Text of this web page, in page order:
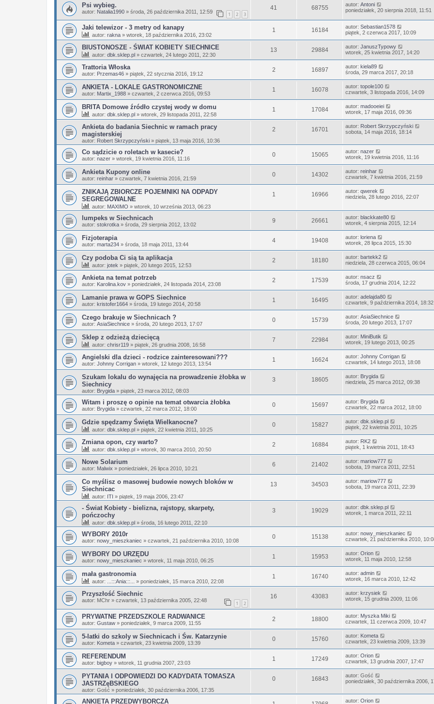
Psi wybieg.
autor: Natalia1990 » środa, 26 października 2011, 12:59 1 2 3
41 68755 autor: Antoni
poniedziałek, 20 sierpnia 2018, 11:51
Jaki telewizor - 3 metry od kanapy
autor: rakna » wtorek, 18 października 2016, 23:02
1 16184 autor: Sebastian1578
piątek, 2 czerwca 2017, 10:09
BIUSTONOSZE - ŚWIAT KOBIETY SIECHNICE
autor: dbk.sklep.pl » czwartek, 24 lutego 2011, 22:30
13 29884 autor: JanuszTypowy
wtorek, 25 kwietnia 2017, 14:20
Trattoria Włoska
autor: Przemas46 » piątek, 22 stycznia 2016, 19:12
2 16897 autor: kiela89
środa, 29 marca 2017, 20:18
ANKIETA - LOKALE GASTRONOMICZNE
autor: Martix_1988 » czwartek, 2 czerwca 2016, 09:53
1 16078 autor: topole100
czwartek, 3 listopada 2016, 14:09
BRITA Domowe źródło czystej wody w domu
autor: dbk.sklep.pl » wtorek, 29 listopada 2011, 22:58
1 17084 autor: madooeiei
wtorek, 17 maja 2016, 09:36
Ankieta do badania Siechnic w ramach pracy
magisterskiej
autor: Robert Skrzypczyński » piątek, 13 maja 2016, 10:36
2 16701 autor: Robert Skrzypczyński
sobota, 14 maja 2016, 18:14
Co sądzicie o roletach w kasecie?
autor: nazer » wtorek, 19 kwietnia 2016, 11:16
0 15065 autor: nazer
wtorek, 19 kwietnia 2016, 11:16
Ankieta Kupony online
autor: reinhar » czwartek, 7 kwietnia 2016, 21:59
0 14302 autor: reinhar
czwartek, 7 kwietnia 2016, 21:59
ZNIKAJĄ ZBIORCZE POJEMNIKI NA ODPADY
SEGREGOWALNE
autor: MAXIMO » wtorek, 10 września 2013, 06:23
1 16966 autor: qwerek
niedziela, 28 lutego 2016, 22:07
lumpeks w Siechnicach
autor: stokrotka » środa, 29 sierpnia 2012, 13:02
9 26661 autor: blackkate80
wtorek, 4 sierpnia 2015, 12:14
Fizjoterapia
autor: marta234 » środa, 18 maja 2011, 13:44
4 19408 autor: loriena
wtorek, 28 lipca 2015, 15:30
Czy podoba Ci sią ta aplikacja
autor: jotek » piątek, 20 lutego 2015, 12:53
2 18180 autor: bartekk2
niedziela, 28 czerwca 2015, 06:04
Ankieta na temat potrzeb
autor: Karolina.kov » poniedziałek, 24 listopada 2014, 23:08
2 17539 autor: nsacz
środa, 17 grudnia 2014, 12:22
Lamanie prawa w GOPS Siechnice
autor: kristofer1664 » środa, 19 lutego 2014, 20:58
1 16495 autor: adelajda80
czwartek, 9 października 2014, 18:32
Czego brakuje w Siechnicach ?
autor: AsiaSiechnice » środa, 20 lutego 2013, 17:07
0 15739 autor: AsiaSiechnice
środa, 20 lutego 2013, 17:07
Sklep z odzieżą dziecięcą
autor: chrisr119 » piątek, 26 grudnia 2008, 16:58
7 22984 autor: MiniButik
wtorek, 19 lutego 2013, 00:25
Angielski dla dzieci - rodzice zainteresowani???
autor: Johnny Corrigan » wtorek, 12 lutego 2013, 13:54
1 16624 autor: Johnny Corrigan
czwartek, 14 lutego 2013, 18:08
Szukam lokalu do wynajęcia na prowadzenie żłobka w
Siechnicy
autor: Brygida » piątek, 23 marca 2012, 08:03
3 18605 autor: Brygida
niedziela, 25 marca 2012, 09:38
Witam i proszę o opinie na temat otwarcia żłobka
autor: Brygida » czwartek, 22 marca 2012, 18:00
0 15697 autor: Brygida
czwartek, 22 marca 2012, 18:00
Gdzie spędzamy Święta Wielkanocne?
autor: dbk.sklep.pl » piątek, 22 kwietnia 2011, 10:25
0 15827 autor: dbk.sklep.pl
piątek, 22 kwietnia 2011, 10:25
Zmiana opon, czy warto?
autor: dbk.sklep.pl » wtorek, 30 marca 2010, 20:50
2 16884 autor: RK2
piątek, 1 kwietnia 2011, 18:43
Nowe Solarium
autor: Malwix » poniedziałek, 26 lipca 2010, 10:21
6 21402 autor: mariow777
sobota, 19 marca 2011, 22:51
Co myślisz o masowej budowie nowych bloków w
Siechnicac
autor: ITI » piątek, 19 maja 2006, 23:47
13 34503 autor: mariow777
sobota, 19 marca 2011, 22:39
- Świat Kobiety - bielizna, rajstopy, skarpety,
pończochy
autor: dbk.sklep.pl » środa, 16 lutego 2011, 22:10
3 19029 autor: dbk.sklep.pl
wtorek, 1 marca 2011, 22:11
WYBORY 2010r
autor: nowy_mieszkaniec » czwartek, 21 października 2010, 10:08
0 15138 autor: nowy_mieszkaniec
czwartek, 21 października 2010,
WYBORY DO URZĘDU
autor: nowy_mieszkaniec » wtorek, 11 maja 2010, 06:25
1 15953 autor: Orion
wtorek, 11 maja 2010, 12:58
mała gastronomia
autor: ...:::Ania:::... » poniedziałek, 15 marca 2010, 22:08
1 16740 autor: admin
wtorek, 16 marca 2010, 12:42
Przyszłość Siechnic
autor: MChr » czwartek, 13 października 2005, 22:48 1 2
16 43083 autor: krzysiek
wtorek, 15 grudnia 2009, 11:06
PRYWATNE PRZEDSZKOLE RADWANICE
autor: Gustaw » poniedziałek, 9 marca 2009, 11:55
2 18800 autor: Myszka Miki
czwartek, 11 czerwca 2009, 10:47
5-latki do szkoly w Siechnicach i Św. Katarzynie
autor: Kometa » czwartek, 23 kwietnia 2009, 13:39
0 15760 autor: Kometa
czwartek, 23 kwietnia 2009, 13:39
REFERENDUM
autor: bigboy » wtorek, 11 grudnia 2007, 23:03
1 17249 autor: Orion
czwartek, 13 grudnia 2007, 17:47
PYTANIA I ODPOWIEDZI DO KADYDATA TOMASZA
JASTRZęBSKIEGO
autor: Gość » poniedziałek, 30 października 2006, 17:35
0 16843 autor: Gość
poniedziałek, 30 października 2006,
ANKIETA PRZEDWYBORCZA autor: Orion